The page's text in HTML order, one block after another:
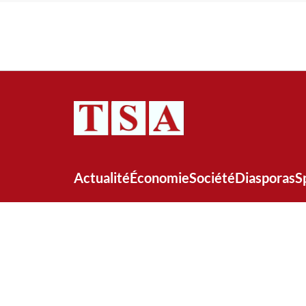
ActualitéÉconomieSociétéDiasporas